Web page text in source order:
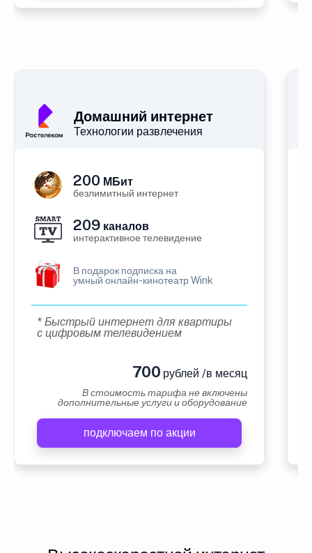
Домашний интернет
Технологии развлечения
200 МБит
безлимитный интернет
209 каналов
интерактивное телевидение
В подарок подписка на
умный онлайн-кинотеатр Wink
* Быстрый интернет для квартиры
с цифровым телевидением
700 рублей /в месяц
В стоимость тарифа не включены
дополнительные услуги и оборудование
подключаем по акции